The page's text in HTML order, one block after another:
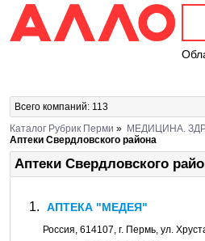
Всего компаний: 113
Каталог Рубрик Перми » МЕДИЦИНА.
Аптеки Свердловского района
Аптеки Свердловского
АПТЕКА "МЕДЕЯ"
Россия, 614107, г. Пермь, ул.